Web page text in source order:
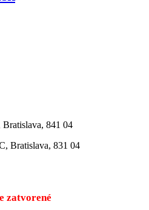
841 04
Bratislava, 831 04
zatvorené